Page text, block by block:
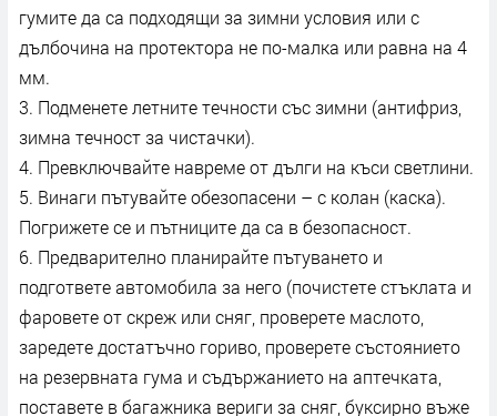
гумите да са подходящи за зимни условия или с
дълбочина на протектора не по-малка или равна на 4
мм.
3. Подменете летните течности със зимни (антифриз,
зимна течност за чистачки).
4. Превключвайте навреме от дълги на къси светлини.
5. Винаги пътувайте обезопасени – с колан (каска).
Погрижете се и пътниците да са в безопасност.
6. Предварително планирайте пътуването и
подгответе автомобила за него (почистете стъклата и
фаровете от скреж или сняг, проверете маслото,
заредете достатъчно гориво, проверете състоянието
на резервната гума и съдържанието на аптечката,
поставете в багажника вериги за сняг, буксирно въже